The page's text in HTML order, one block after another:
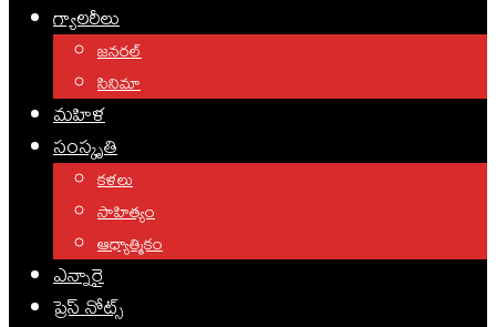
గ్యాలరీలు
జనరల్
సినిమా
మహిళ
సంస్కృతి
కళలు
సాహిత్యం
ఆధ్యాత్మికం
ఎన్నారై
ప్రెస్ నోట్స్